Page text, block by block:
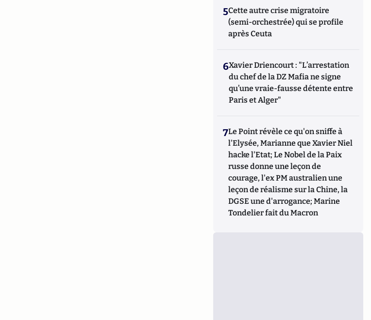
5Cette autre crise migratoire
(semi-orchestrée) qui se profile
après Ceuta
6Xavier Driencourt : "L’arrestation
du chef de la DZ Mafia ne signe
qu’une vraie-fausse détente entre
Paris et Alger"
7Le Point révèle ce qu'on sniffe à
l'Elysée, Marianne que Xavier Niel
hacke l'Etat; Le Nobel de la Paix
russe donne une leçon de
courage, l'ex PM australien une
leçon de réalisme sur la Chine, la
DGSE une d'arrogance; Marine
Tondelier fait du Macron